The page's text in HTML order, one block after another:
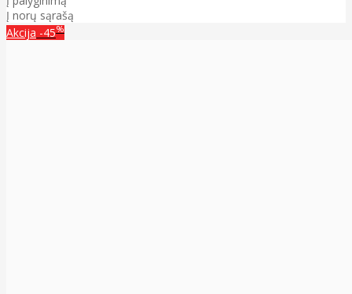
Į norų sąrašą
Akcija -45%